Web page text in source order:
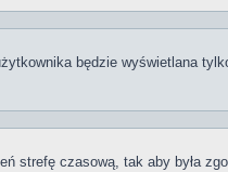
będzie wyświetlana
strefę czasową, tak aby była